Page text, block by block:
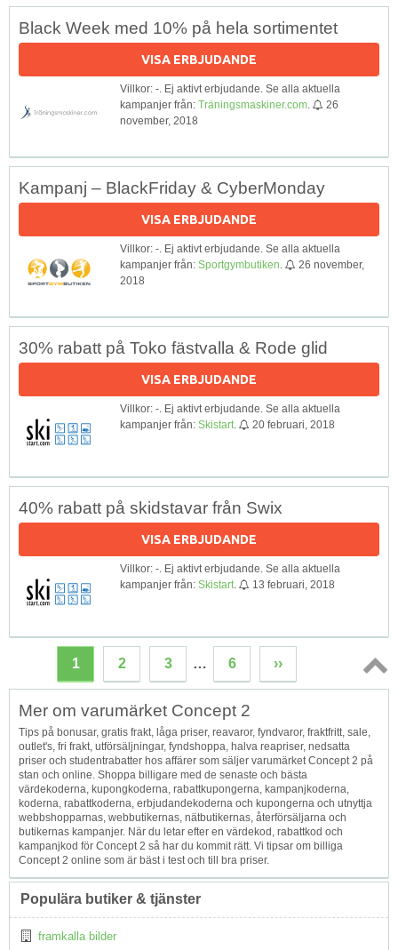
Black Week med 10% på hela sortimentet
VISA ERBJUDANDE
Villkor: -. Ej aktivt erbjudande. Se alla aktuella
kampanjer från: Träningsmaskiner.com
26
november, 2018
Kampanj – BlackFriday & CyberMonday
VISA ERBJUDANDE
Villkor: -. Ej aktivt erbjudande. Se alla aktuella
kampanjer från: Sportgymbutiken
26 november,
2018
30% rabatt på Toko fästvalla & Rode glid
VISA ERBJUDANDE
Villkor: -. Ej aktivt erbjudande. Se alla aktuella
kampanjer från: Skistart 20 februari, 2018
40% rabatt på skidstavar från Swix
VISA ERBJUDANDE
Villkor: -. Ej aktivt erbjudande. Se alla aktuella
kampanjer från: Skistart 13 februari, 2018
1 2 3 … 6 ››
Topp
Mer om varumärket Concept 2
Tips på bonusar, gratis frakt, låga priser, reavaror, fyndvaror, fraktfritt, sale,
outlet's, fri frakt, utförsäljningar, fyndshoppa, halva reapriser, nedsatta
priser och studentrabatter hos affärer som säljer varumärket Concept 2 på
stan och online. Shoppa billigare med de senaste och bästa
värdekoderna, kupongkoderna, rabattkupongerna, kampanjkoderna,
koderna, rabattkoderna, erbjudandekoderna och kupongerna och utnyttja
webbshopparnas, webbutikernas, nätbutikernas, återförsäljarna och
butikernas kampanjer. När du letar efter en värdekod, rabattkod och
kampanjkod för Concept 2 så har du kommit rätt. Vi tipsar om billiga
Concept 2 online som är bäst i test och till bra priser.
Populära butiker & tjänster
framkalla bilder